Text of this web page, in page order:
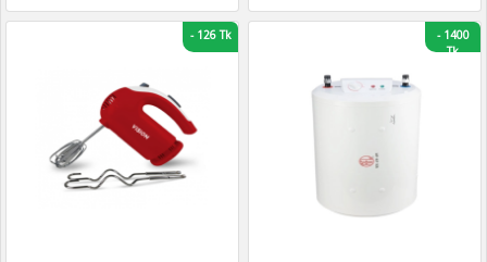
-126 Tk -1400
Tk